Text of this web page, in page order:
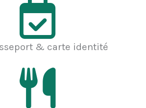
& carte identité